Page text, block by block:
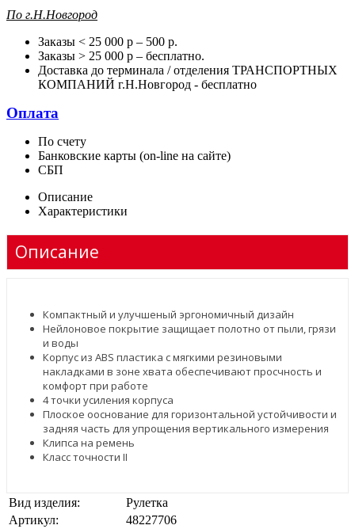
По г.Н.Новгород
Заказы < 25 000 р – 500 р.
Заказы > 25 000 р – бесплатно.
Доставка до терминала / отделения ТРАНСПОРТНЫХ
КОМПАНИЙ г.Н.Новгород - бесплатно
Оплата
По счету
Банковские карты (on-line на сайте)
СБП
Описание
Характеристики
Описание
Компактный и улучшеный эргономичный дизайн
Нейлоновое покрытие защищает полотно от пыли, грязи
и воды
Корпус из ABS пластика с мягкими резиновыми
накладками в зоне хвата обеспечивают просчность и
комфорт при работе
4 точки усиления корпуса
Плоское ооснование для горизонтальной устойчивости и
задняя часть для упрощения вертикального измерения
Клипса на ремень
Класс точности II
Вид изделия:
Рулетка
Артикул:
48227706